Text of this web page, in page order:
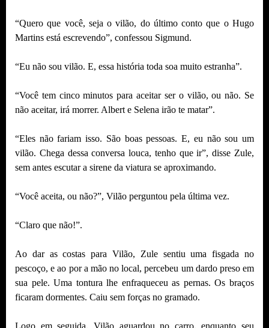
“Quero que você, seja o vilão, do último conto que o Hugo
Martins está escrevendo”, confessou Sigmund.
“Eu não sou vilão. E, essa história toda soa muito estranha”.
“Você tem cinco minutos para aceitar ser o vilão, ou não. Se
não aceitar, irá morrer. Albert e Selena irão te matar”.
“Eles não fariam isso. São boas pessoas. E, eu não sou um
vilão. Chega dessa conversa louca, tenho que ir”, disse Zule,
sem antes escutar a sirene da viatura se aproximando.
“Você aceita, ou não?”, Vilão perguntou pela última vez.
“Claro que não!”.
Ao dar as costas para Vilão, Zule sentiu uma fisgada no
pescoço, e ao por a mão no local, percebeu um dardo preso em
sua pele. Uma tontura lhe enfraqueceu as pernas. Os braços
ficaram dormentes. Caiu sem forças no gramado.
Logo em seguida, Vilão aguardou no carro, enquanto seu